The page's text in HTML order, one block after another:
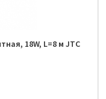
18W, L=8 м JTC